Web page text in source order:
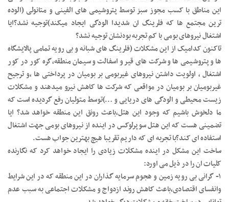
این مناطق با کسب مجوز سبز توسط پتروشیمی های الفینی و متانولی (الوده
ترین مجتمع ها که فلرینگ ان شدیدا الودگی ایجاد میکند)توجیه نشد؟ایا
اشتغال نیروهای بومی با کم تجربه بودنشان توجیه نشد؟
تاکنون کدامیک از این مشکلات (فلرینگ های شبانه و بی رویه تمامی پالایشگاه
ها و پتروشیمی ها و شرکت های قیر و اسفالت و سیمان منطقه،گره کور در کور
اشتغال ، اولویت داشتن نیروهای غیربومی بر بومیان در پرداختی ها ،و ترجیح
غیربومیان بر بومیان در مواقعی که شرکت ها کاهش نیرو میدهند و مشکلات
زیست محیطی و الودگی های دریایی و …)توسط متولیان رفع گردیده است که
ما دلخوش باشیم که وجود این هتل،باعث رونق این منطقه خواهد شد؟ ایا
تضمینی هست که این هتل سوپرلوکس در اینده از نیروهای بومی جهت اشتغال
استفاده ای کند؟با تجربه ای که داریم تقریبا هیچ بهترین جواب هست.
ساخت این مشکل در اینده مشکلات زیادی را ایجاد خواهد کرد که نگارنده
کلیات ان را در ذیل می اورد:
۱- گرانی بی رویه زمین و هجوم سرمایه گذاران در این منطقه که در این شرایط
وانفسای اقتصادی،باعث کاهش روند ازدواج و مشکلات اجتماعی به سبب عدم